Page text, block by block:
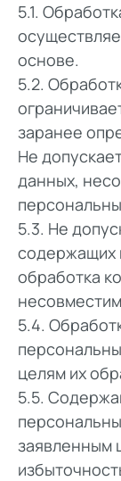
5.1.
основе.
5.2.
заранее
Не
данных,
5.3. Не
содержащих
обработка
5.4.
целям их
5.5.
заявленным